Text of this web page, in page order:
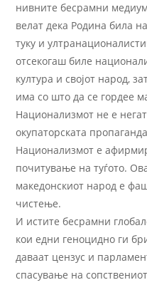
нивните бесрамни
велат дека Родина била
туку и
отсекогаш биле
култура и својот народ,
има со што да се гордее
Национализмот не е
окупаторската
Национализмот е
почитување на туѓото.
македонскиот народ е
чистење.
И истите бесрамни
кои едни геноцидно ги
даваат цензус и
спасување на